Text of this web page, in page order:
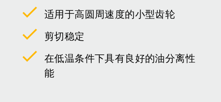
适用于高圆周速度的小型齿轮
剪切稳定
在低温条件下具有良好的油分离性
能